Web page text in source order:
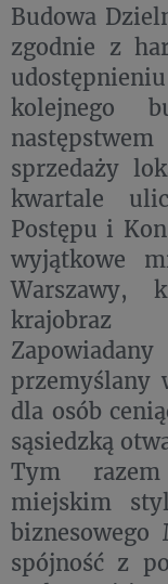
Budowa
zgodnie z
kolejnego
sprzedaży
kwartale ulic
Postępu i
wyjątkowe
Warszawy,
krajobraz
przemyślany
dla osób
sąsiedzką
Tym
miejskim
biznesowego
spójność z